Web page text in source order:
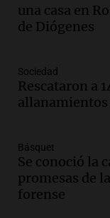
en
Panorama
Audio.
en la
Audio.
edificios y
jóvenes
Panorama
una casa en
de Diógenes
Sociedad
Rescataron a
allanamientos
Básquet
Se conoció la
promesas de
forense